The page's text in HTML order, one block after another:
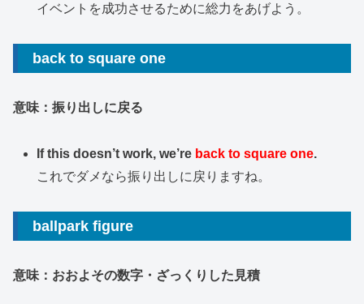
イベントを成功させるために総力をあげよう。
back to square one
意味：振り出しに戻る
If this doesn’t work, we’re back to square one.
これでダメなら振り出しに戻りますね。
ballpark figure
意味：おおよその数字・ざっくりした見積